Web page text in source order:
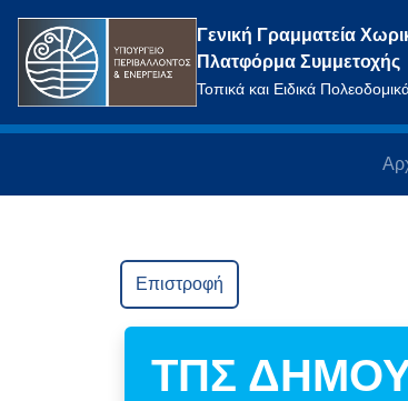
Γενική Γραμματεία
Πλατφόρμα Συμμετοχής
Τοπικά και Ειδικά
Επιστροφή
ΤΠΣ